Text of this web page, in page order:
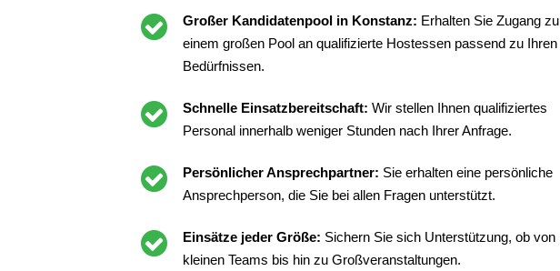
Großer Kandidatenpool in Konstanz: Erhalten Sie Zugang zu
einem großen Pool an qualifizierte Hostessen passend zu Ihren
Bedürfnissen.
Schnelle Einsatzbereitschaft: Wir stellen Ihnen qualifiziertes
Personal innerhalb weniger Stunden nach Ihrer Anfrage.
Persönlicher Ansprechpartner: Sie erhalten eine persönliche
Ansprechperson, die Sie bei allen Fragen unterstützt.
Einsätze jeder Größe: Sichern Sie sich Unterstützung, ob von
kleinen Teams bis hin zu Großveranstaltungen.